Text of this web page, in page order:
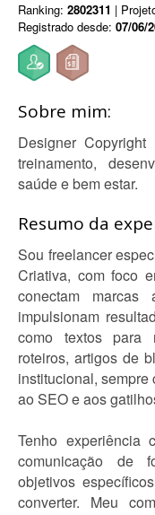
Ranking: 2802311 |
Registrado desde: 07/06/
Sobre mim:
Designer
treinamento,
saúde e bem estar.
Resumo da
Sou freelancer
Criativa, com foco
conectam
impulsionam
como textos para
roteiros, artigos de
institucional, sempre
ao SEO e aos
Tenho experiência
comunicação de
objetivos
converter. Meu